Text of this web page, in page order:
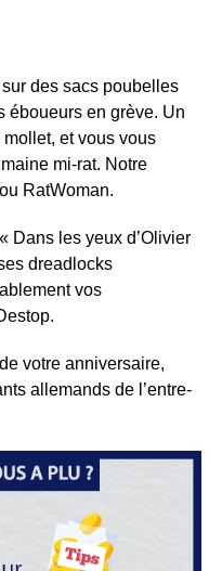
des sacs poubelles
éboueurs en grève. Un
et vous vous
mi-rat. Notre
RatWoman.
Dans les yeux d’Olivier
dreadlocks
vos
votre anniversaire,
allemands de l’entre-